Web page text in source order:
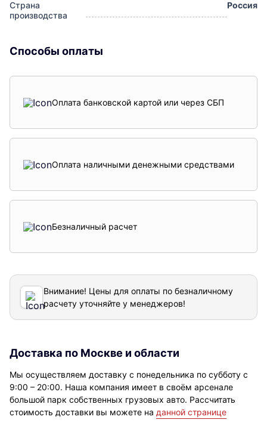
Страна
производства
Россия
Способы оплаты
Оплата банковской картой или через СБП
Оплата наличными денежными средствами
Безналичный расчет
Внимание! Цены для оплаты по безналичному
расчету уточняйте у менеджеров!
Доставка по Москве и области
Мы осуществляем доставку с понедельника по субботу с
9:00 – 20:00. Наша компания имеет в своём арсенале
большой парк собственных грузовых авто. Рассчитать
стоимость доставки вы можете на данной странице